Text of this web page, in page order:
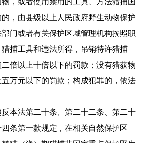
，或者使用禁用的工具、方法猎捕国
，由县级以上人民政府野生动物保护
门或者有关保护区域管理机构按照职
捕工具和违法所得，吊销特许猎捕
倍以上十倍以下的罚款；没有猎获物
万元以下的罚款；构成犯罪的，依法
本法第二十条、第二十二条、第二十
条第一款规定，在相关自然保护区